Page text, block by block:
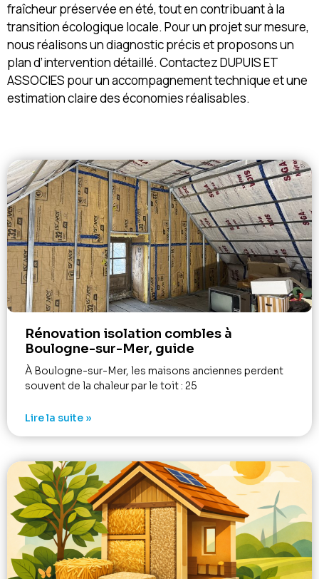
fraîcheur préservée en été, tout en contribuant à la
transition écologique locale. Pour un projet sur mesure,
nous réalisons un diagnostic précis et proposons un
plan d’intervention détaillé. Contactez DUPUIS ET
ASSOCIES pour un accompagnement technique et une
estimation claire des économies réalisables.
Rénovation isolation combles à
Boulogne-sur-Mer, guide
À Boulogne-sur-Mer, les maisons anciennes perdent
souvent de la chaleur par le toit : 25
Lire la suite »